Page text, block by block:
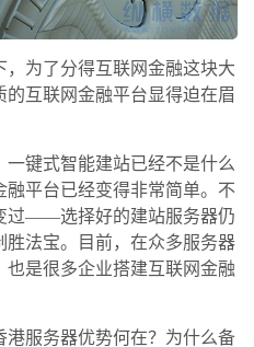
为了分得互联网金融这块大
互联网金融平台显得迫在眉
键式智能建站已经不是什么
平台已经变得非常简单。不
过——选择好的建站服务器仍
法宝。目前，在众多服务器
也是很多企业搭建互联网金融
港服务器优势何在？为什么备